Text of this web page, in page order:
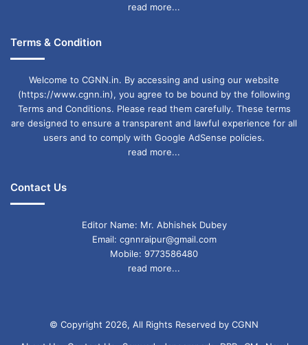
read more...
Terms & Condition
Welcome to CGNN.in. By accessing and using our website
(https://www.cgnn.in), you agree to be bound by the following
Terms and Conditions. Please read them carefully. These terms
are designed to ensure a transparent and lawful experience for all
users and to comply with Google AdSense policies.
read more...
Contact Us
Editor Name: Mr. Abhishek Dubey
Email: cgnnraipur@gmail.com
Mobile: 9773586480
read more...
© Copyright 2026, All Rights Reserved by CGNN